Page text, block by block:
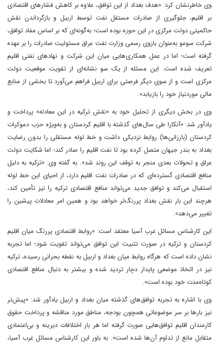
وی خاطرنشان کرد: «هدف بغداد از این توافق، علاوه بر کاهش فشارهای اقتصادی
بر اقلیم، جلوگیری از صادرات مستقل نفت توسط اربیل و بازگرداندن نقش
حاکمیتی دولت مرکزی در این حوزه بوده است؛ به‌گونه‌ای که بر اساس مفاد توافق،
شرکت سومو به‌عنوان بازوی رسمی وزارت نفت عراق مسئولیت صادرات را بر عهده
گرفته است؛ اما در عمل همکاری‌هایی میان این شرکت و نهادهای نفتی اقلیم
تعریف شده است. این مسئله از یک سو نشانه‌ای از تقویت موقعیت دولت
مرکزی است و از سوی دیگر فرصتی برای اربیل فراهم می‌آورد تا بخشی از منابع
مالی موردنیاز خود را بازیابد».
وی در بخش دیگری از تحلیل خود به «نقش ترکیه در این معادله» پرداخت و
یادآور شد: «آنکارا طی سال‌های گذشته با اقلیم کردستان و به‌ویژه حزب دموکرات
کردستان (بارزانی‌ها) روابط نزدیکی داشت و خط لوله مستقلی را بدون رضایت
بغداد به بندر جیهان متصل کرده بود تا نفت اقلیم را صادر کند؛ اما شکایت دولت
عراق و تحولات بعدی منجر به توقف این روند شد». به گفته وی: «ترکیه به دلیل
منافع اقتصادی گسترده‌ای که در صادرات نفت اقلیم دارد، از احیای این خط لوله
استقبال می‌کند و توافق جدید می‌تواند منافع اقتصادی ترکیه را نیز تأمین کند،
هرچند این بار نقش بغداد پررنگ‌تر خواهد بود و همین امر معادلات پیشین را
تغییر می‌دهد».
این کارشناس مسائل غرب آسیا معتقد است: «روابط اقتصادی پررنگ میان اقلیم
کردستان و ترکیه در صورت تثبیت این توافق می‌تواند تقویت شود؛ اما تجربه
نشان داده است که هرگاه روابط میان بغداد و اربیل به نقطه بحرانی رسیده، ترکیه
نیز در اتخاذ موضعی پایدار دچار تردید شده و بیشتر به دنبال منافع اقتصادی
کوتاه‌مدت خود بوده است».
وی با اشاره به تجربه توافق‌های گذشته میان بغداد و اربیل یادآور شد: «پیش‌تر
نیز بارها بر سر موضوعاتی همچون بودجه، مناطق مورد مناقشه و پرداخت حقوق
کارمندان اقلیم توافق‌هایی صورت گرفته اما هر بار اختلافات دیرینه و بی‌اعتمادی
متقابل مانع از تداوم آن‌ها شده است». به باور این کارشناس مسائل غرب آسیا،